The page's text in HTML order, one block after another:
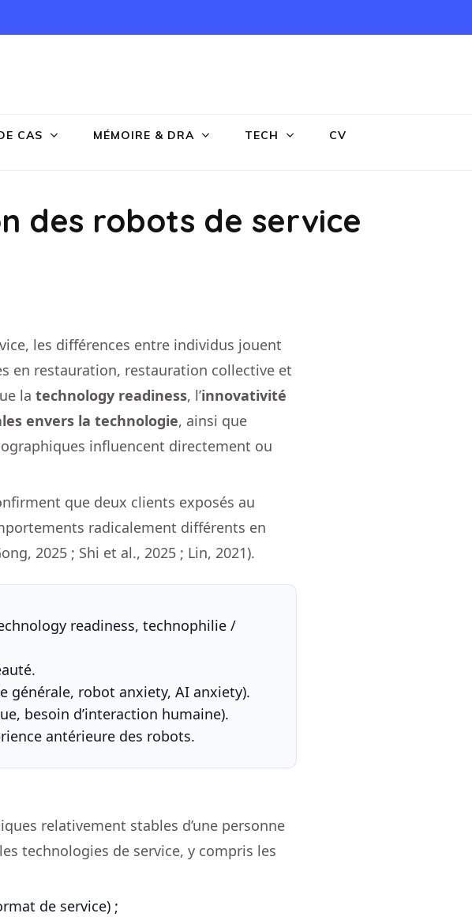
CAS MÉMOIRE & DRA TECH
CV
des robots de service
les différences entre individus jouent
en restauration, restauration collective et
la technology readiness, l’innovativité
envers la technologie, ainsi que
influencent directement ou
que deux clients exposés au
radicalement différents en
2025 ; Shi et al., 2025 ; Lin, 2021).
readiness, technophilie /
robot anxiety, AI anxiety).
besoin d’interaction humaine).
antérieure des robots.
relativement stables d’une personne
technologies de service, y compris les
de service) ;